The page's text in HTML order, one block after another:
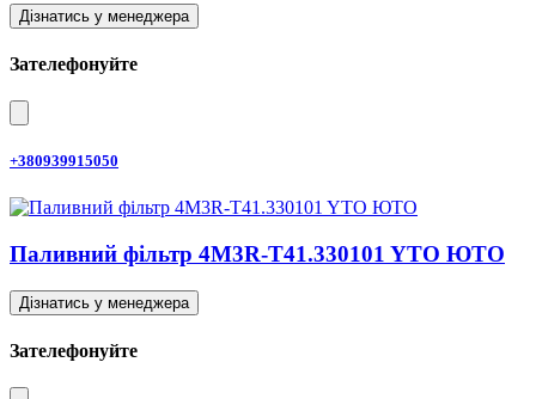
Дізнатись у менеджера
Зателефонуйте
+380939915050
Паливний фільтр 4M3R-T41.330101 YTO ЮТО
Дізнатись у менеджера
Зателефонуйте